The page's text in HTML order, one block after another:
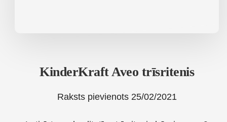
KinderKraft Aveo trīsritenis
Raksts pievienots 25/02/2021